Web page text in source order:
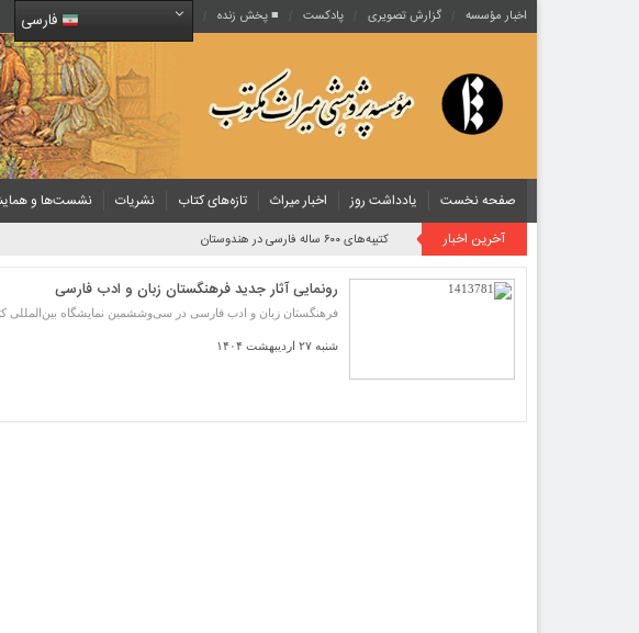
اخبار مؤسسه گزارش تصویری پادکست‌ ■ پخش زنده فارسی
صفحه نخست یادداشت روز اخبار میراث تازه‌های کتاب نشریات نشست‌ها و
آخرین اخبار
کتیبه‌های ۶۰۰ ساله فارسی در هندوستان
رونمایی آثار جدید فرهنگستان زبان و ادب فارسی
فرهنگستان زبان و ادب فارسی در سی‌وششمین نمایشگاه بین‌المللی کتاب تهران از ۱۸ کتاب چاپ نخست
شنبه ۲۷ اردیبهشت ۱۴۰۴